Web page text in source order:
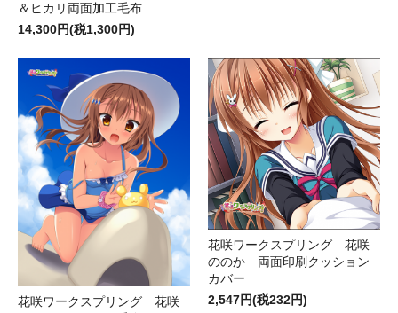
＆ヒカリ両面加工毛布
14,300円(税1,300円)
花咲ワークスプリング 花咲
花咲ワークスプリング 花咲
ののか 両面印刷クッション
カバー
2,547円(税232円)